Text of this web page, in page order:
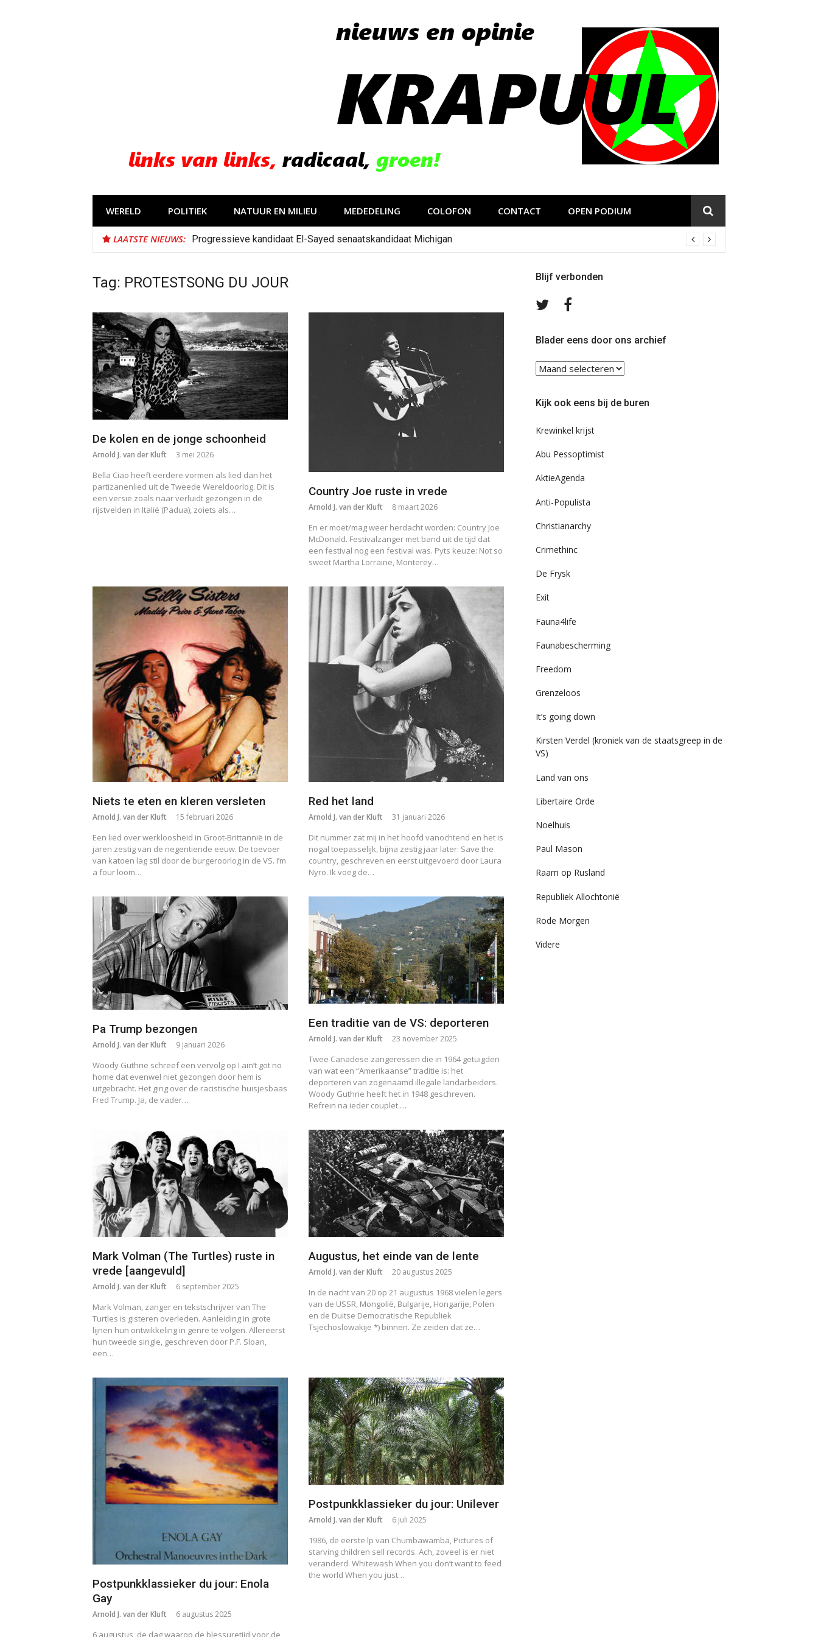
WERELD POLITIEK NATUUR EN MILIEU MEDEDELING COLOFON CONTACT OPEN PODIUM
LAATSTE NIEUWS: Progressieve kandidaat El-Sayed senaatskandidaat Michigan
Tag: PROTESTSONG DU JOUR
De kolen en de jonge schoonheid
Arnold J. van der Kluft 3 mei 2026
Bella Ciao heeft eerdere vormen als lied dan het
partizanenlied uit de Tweede Wereldoorlog. Dit is
een versie zoals naar verluidt gezongen in de
rijstvelden in Italië (Padua), zoiets als…
Country Joe ruste in vrede
Arnold J. van der Kluft 8 maart 2026
En er moet/mag weer herdacht worden: Country Joe
McDonald. Festivalzanger met band uit de tijd dat
een festival nog een festival was. Pyts keuze: Not so
sweet Martha Lorraine, Monterey…
Niets te eten en kleren versleten
Arnold J. van der Kluft 15 februari 2026
Een lied over werkloosheid in Groot-Brittannië in de
jaren zestig van de negentiende eeuw. De toevoer
van katoen lag stil door de burgeroorlog in de VS. I’m
a four loom…
Red het land
Arnold J. van der Kluft 31 januari 2026
Dit nummer zat mij in het hoofd vanochtend en het is
nogal toepasselijk, bijna zestig jaar later: Save the
country, geschreven en eerst uitgevoerd door Laura
Nyro. Ik voeg de…
Pa Trump bezongen
Arnold J. van der Kluft 9 januari 2026
Woody Guthrie schreef een vervolg op I ain’t got no
home dat evenwel niet gezongen door hem is
uitgebracht. Het ging over de racistische huisjesbaas
Fred Trump. Ja, de vader…
Een traditie van de VS: deporteren
Arnold J. van der Kluft 23 november 2025
Twee Canadese zangeressen die in 1964 getuigden
van wat een “Amerikaanse” traditie is: het
deporteren van zogenaamd illegale landarbeiders.
Woody Guthrie heeft het in 1948 geschreven.
Refrein na ieder couplet.…
Mark Volman (The Turtles) ruste in
vrede [aangevuld]
Arnold J. van der Kluft 6 september 2025
Mark Volman, zanger en tekstschrijver van The
Turtles is gisteren overleden. Aanleiding in grote
lijnen hun ontwikkeling in genre te volgen. Allereerst
hun tweede single, geschreven door P.F. Sloan,
een…
Augustus, het einde van de lente
Arnold J. van der Kluft 20 augustus 2025
In de nacht van 20 op 21 augustus 1968 vielen legers
van de USSR, Mongolië, Bulgarije, Hongarije, Polen
en de Duitse Democratische Republiek
Tsjechoslowakije *) binnen. Ze zeiden dat ze…
Postpunkklassieker du jour: Enola
Gay
Arnold J. van der Kluft 6 augustus 2025
6 augustus, de dag waarop de blessuretijd voor de
Postpunkklassieker du jour: Unilever
Arnold J. van der Kluft 6 juli 2025
1986, de eerste lp van Chumbawamba, Pictures of
starving children sell records. Ach, zoveel is er niet
veranderd. Whitewash When you don’t want to feed
the world When you just…
Blijf verbonden
Volg
TwitterFacebook
Blader eens door ons archief
Blader
eens
ons
Kijk ook eens bij de buren
Krewinkel krijst
Abu Pessoptimist
AktieAgenda
Anti-Populista
Christianarchy
Crimethinc
De Frysk
Exit
Fauna4life
Faunabescherming
Freedom
Grenzeloos
It’s going down
Kirsten Verdel (kroniek van de staatsgreep in de
VS)
Land van ons
Libertaire Orde
Noelhuis
Paul Mason
Raam op Rusland
Republiek Allochtonië
Rode Morgen
Videre